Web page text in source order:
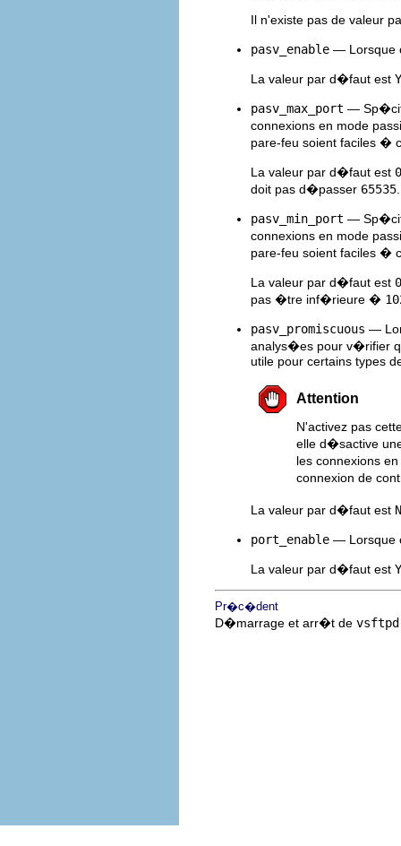
Il n'existe pas de valeur
pasv_enable — Lorsque
La valeur par d�faut est
pasv_max_port —
connexions en mode
pare-feu soient faciles �
La valeur par d�faut est 0
doit pas d�passer 65535
pasv_min_port —
connexions en mode
pare-feu soient faciles �
La valeur par d�faut est 0
pas �tre inf�rieure �
pasv_promiscuous —
analys�es pour v�rifier
utile pour certains types
Attention
N'activez pas
elle d�sactive
les connexions
connexion de
La valeur par d�faut est
port_enable — Lorsque
La valeur par d�faut est
Pr�c�dent
D�marrage et arr�t de vsftpd